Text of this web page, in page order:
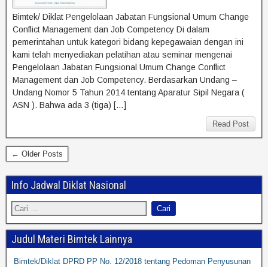
Bimtek/ Diklat Pengelolaan Jabatan Fungsional Umum Change
Conflict Management dan Job Competency Di dalam
pemerintahan untuk kategori bidang kepegawaian dengan ini
kami telah menyediakan pelatihan atau seminar mengenai
Pengelolaan Jabatan Fungsional Umum Change Conflict
Management dan Job Competency. Berdasarkan Undang –
Undang Nomor 5 Tahun 2014 tentang Aparatur Sipil Negara (
ASN ). Bahwa ada 3 (tiga) […]
Read Post
← Older Posts
Info Jadwal Diklat Nasional
Judul Materi Bimtek Lainnya
Bimtek/Diklat DPRD PP No. 12/2018 tentang Pedoman Penyusunan